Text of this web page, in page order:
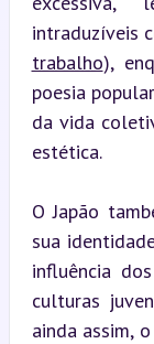
intraduzíveis
trabalho),
poesia
da vida
estética.
O Japão
sua
influência
culturas
ainda assim,